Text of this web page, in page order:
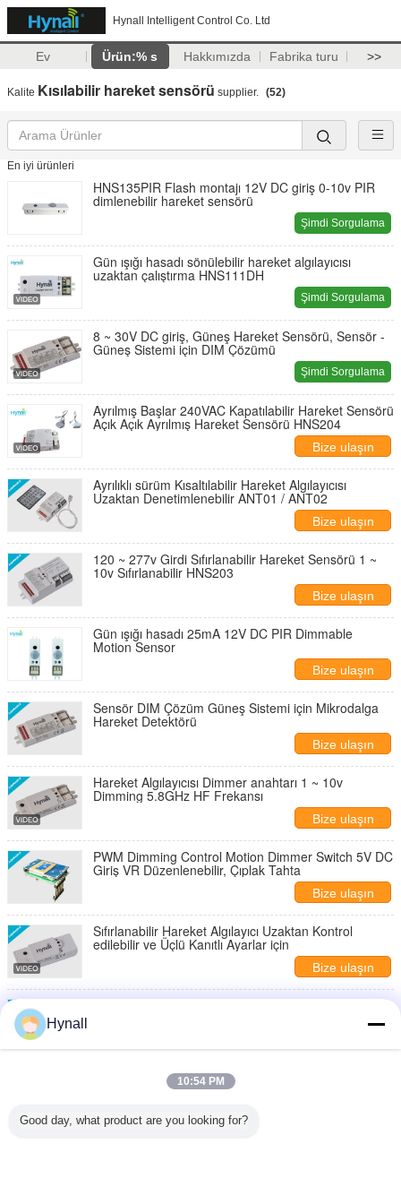
Hynall Intelligent Control Co. Ltd
Ev Ürün:% s Hakkımızda Fabrika turu >>
Kalite Kısılabilir hareket sensörü supplier. (52)
En iyi ürünleri
HNS135PIR Flash montajı 12V DC giriş 0-10v PIR
dimlenebilir hareket sensörü
Şimdi Sorgulama
Gün ışığı hasadı sönülebilir hareket algılayıcısı
uzaktan çalıştırma HNS111DH
Şimdi Sorgulama
8 ~ 30V DC giriş, Güneş Hareket Sensörü, Sensör -
Güneş Sistemi için DIM Çözümü
Şimdi Sorgulama
Ayrılmış Başlar 240VAC Kapatılabilir Hareket Sensörü
Açık Açık Ayrılmış Hareket Sensörü HNS204
Bize ulaşın
Ayrılıklı sürüm Kısaltılabilir Hareket Algılayıcısı
Uzaktan Denetimlenebilir ANT01 / ANT02
Bize ulaşın
120 ~ 277v Girdi Sıfırlanabilir Hareket Sensörü 1 ~
10v Sıfırlanabilir HNS203
Bize ulaşın
Gün ışığı hasadı 25mA 12V DC PIR Dimmable
Motion Sensor
Bize ulaşın
Sensör DIM Çözüm Güneş Sistemi için Mikrodalga
Hareket Detektörü
Bize ulaşın
Hareket Algılayıcısı Dimmer anahtarı 1 ~ 10v
Dimming 5.8GHz HF Frekansı
Bize ulaşın
PWM Dimming Control Motion Dimmer Switch 5V DC
Giriş VR Düzenlenebilir, Çıplak Tahta
Bize ulaşın
Sıfırlanabilir Hareket Algılayıcı Uzaktan Kontrol
edilebilir ve Üçlü Kanıtlı Ayarlar için
Bize ulaşın
Algılayıcısı ~ 10v Hafifletilebilir Gündüz Işığı İzleme
Mikrodalga Hareket Algılayıcı Modülü Uzaktan
Denetimlenebilir Gündüz Işığı Toplama 1 ~ 10v
Hynall
10:54 PM
Good day, what product are you looking for?